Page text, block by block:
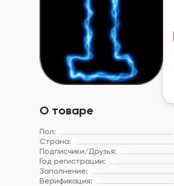
О товаре
Пол:
Страна:
Подписчики/Друзья:
Год регистрации:
Заполнение:
Верификация: